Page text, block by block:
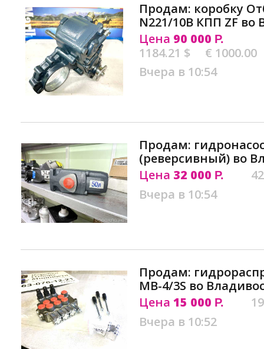
Продам: коробку
N221/10В КПП ZF во
Цена 90 000 Р.
1184.21 $
€ 1000.00
Вчера в 10:54
Продам:
(реверсивный) во
Цена 32 000 Р.
Вчера в 10:54
Продам:
MB-4/3S во
Цена 15 000 Р.
Вчера в 10:52